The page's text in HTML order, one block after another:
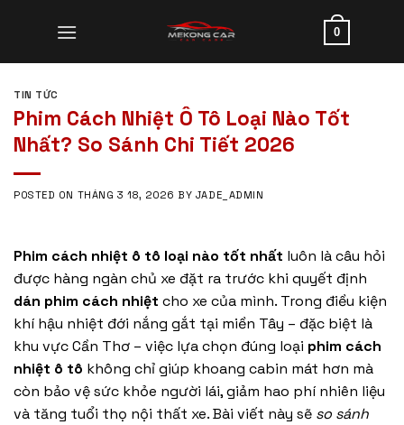
0
TIN TỨC
Phim Cách Nhiệt Ô Tô Loại Nào Tốt
Nhất? So Sánh Chi Tiết 2026
POSTED ON THÁNG 3 18, 2026 BY JADE_ADMIN
Phim cách nhiệt ô tô loại nào tốt nhất luôn là câu hỏi
được hàng ngàn chủ xe đặt ra trước khi quyết định
dán phim cách nhiệt cho xe của mình. Trong điều kiện
khí hậu nhiệt đới nắng gắt tại miền Tây – đặc biệt là
khu vực Cần Thơ – việc lựa chọn đúng loại phim cách
nhiệt ô tô không chỉ giúp khoang cabin mát hơn mà
còn bảo vệ sức khỏe người lái, giảm hao phí nhiên liệu
và tăng tuổi thọ nội thất xe. Bài viết này sẽ so sánh